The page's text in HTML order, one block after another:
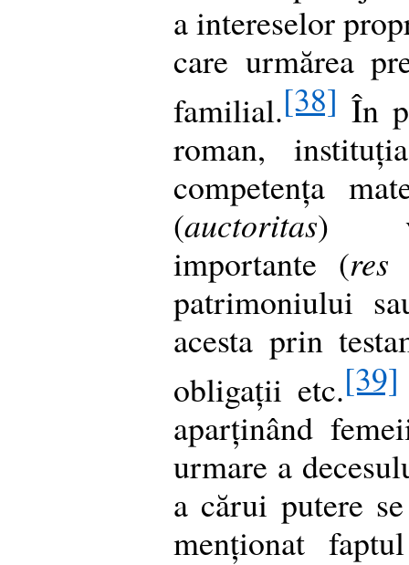
a intereselor
care urmărea
familial.[38] În
roman,
competența
(auctoritas)
importante (res
patrimoniului
acesta prin
obligații etc.[39]
aparținând
urmare a
a cărui putere
menționat